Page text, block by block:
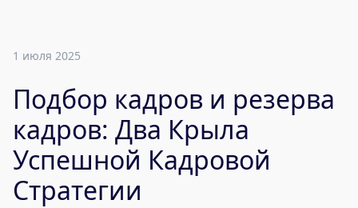
1 июля 2025
Подбор кадров и резерва
кадров: Два Крыла
Успешной Кадровой
Стратегии